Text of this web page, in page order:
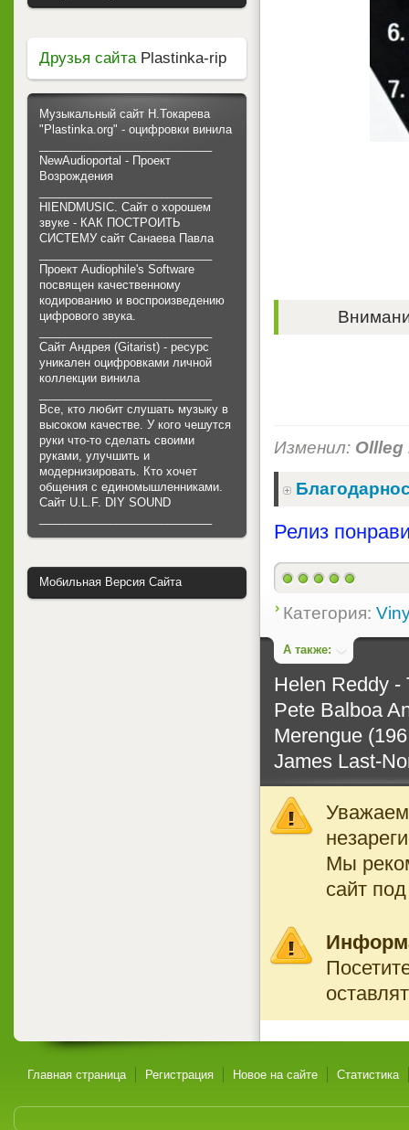
Изменил: Ollleg
Релиз
Категория:
А также:
Helen Reddy -
Pete Balboa
Merengue
James Last-
Мы
сайт
Друзья сайтаPlastinka-rip
Музыкальный сайт Н.Токарева
"Plastinka.org" - оцифровки винила
NewAudioportal - Проект
Возрождения
HIENDMUSIC. Сайт о хорошем
звуке - КАК ПОСТРОИТЬ
СИСТЕМУ сайт Санаева Павла
Проект Audiophile's Software
посвящен качественному
кодированию и воспроизведению
цифрового звука.
Сайт Андрея (Gitarist) - ресурс
уникален оцифровками личной
коллекции винила
Все, кто любит слушать музыку в
высоком качестве. У кого чешутся
руки что-то сделать своими
руками, улучшить и
модернизировать. Кто хочет
общения с единомышленниками.
Cайт U.L.F. DIY SOUND
Мобильная Версия Сайта
Главная страница Регистрация Новое на сайте Статистика